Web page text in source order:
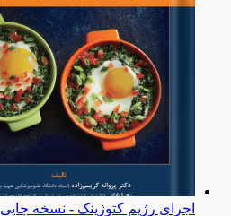
اجرای رژیم کتوژینک - نسخه چاپی